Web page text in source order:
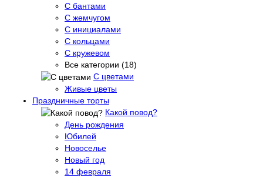
С бантами
С жемчугом
С инициалами
С кольцами
С кружевом
Все категории (18)
С цветами
Живые цветы
Праздничные торты
Какой повод?
День рождения
Юбилей
Новоселье
Новый год
14 февраля